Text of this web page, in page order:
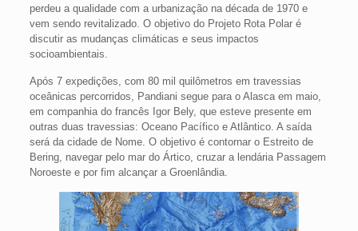
perdeu a qualidade com a urbanização na década de 1970 e
vem sendo revitalizado. O objetivo do Projeto Rota Polar é
discutir as mudanças climáticas e seus impactos
socioambientais.
Após 7 expedições, com 80 mil quilômetros em travessias
oceânicas percorridos, Pandiani segue para o Alasca em maio,
em companhia do francês Igor Bely, que esteve presente em
outras duas travessias: Oceano Pacífico e Atlântico. A saída
será da cidade de Nome. O objetivo é contornar o Estreito de
Bering, navegar pelo mar do Ártico, cruzar a lendária Passagem
Noroeste e por fim alcançar a Groenlândia.